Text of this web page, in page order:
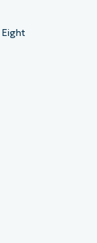
Eight